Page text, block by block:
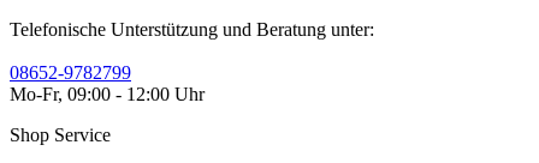
Telefonische Unterstützung und Beratung unter:
08652-9782799
Mo-Fr, 09:00 - 12:00 Uhr
Shop Service